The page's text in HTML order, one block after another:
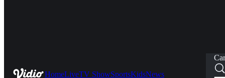
HomeLiveTV ShowSportsKidsNews